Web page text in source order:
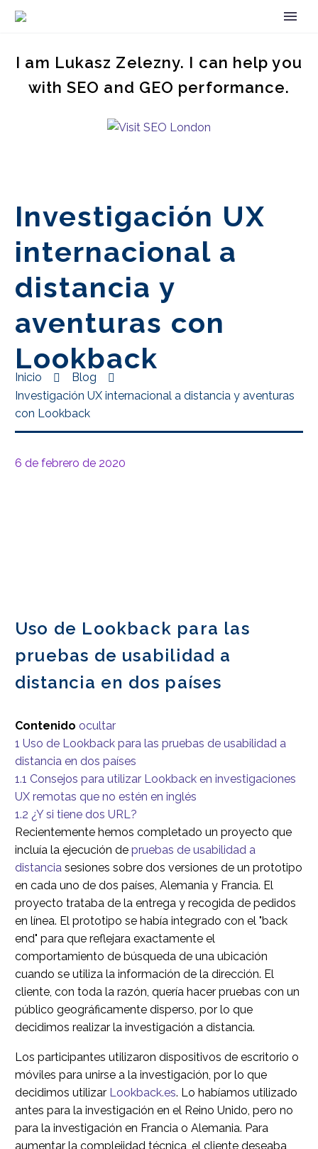
I am Lukasz Zelezny. I can help you
with SEO and GEO performance.
Investigación UX
internacional a
distancia y
aventuras con
Lookback
Inicio
Blog
Investigación UX internacional a distancia y aventuras
con Lookback
6 de febrero de 2020
Uso de Lookback para las
pruebas de usabilidad a
distancia en dos países
Contenido ocultar
1 Uso de Lookback para las pruebas de usabilidad a
distancia en dos países
1.1 Consejos para utilizar Lookback en investigaciones
UX remotas que no estén en inglés
1.2 ¿Y si tiene dos URL?
Recientemente hemos completado un proyecto que
incluía la ejecución de pruebas de usabilidad a
distancia sesiones sobre dos versiones de un prototipo
en cada uno de dos países, Alemania y Francia. El
proyecto trataba de la entrega y recogida de pedidos
en línea. El prototipo se había integrado con el "back
end" para que reflejara exactamente el
comportamiento de búsqueda de una ubicación
cuando se utiliza la información de la dirección. El
cliente, con toda la razón, quería hacer pruebas con un
público geográficamente disperso, por lo que
decidimos realizar la investigación a distancia.
Los participantes utilizaron dispositivos de escritorio o
móviles para unirse a la investigación, por lo que
decidimos utilizar Lookback.es. Lo habíamos utilizado
antes para la investigación en el Reino Unido, pero no
para la investigación en Francia o Alemania. Para
aumentar la complejidad técnica, el cliente deseaba